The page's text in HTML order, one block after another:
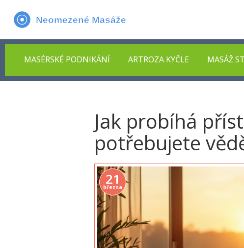
MASÉRSKÉ PODNIKÁNÍ ARTROZA KYČLE MASÁŽ
Jak probíhá
potřebujete
21
března